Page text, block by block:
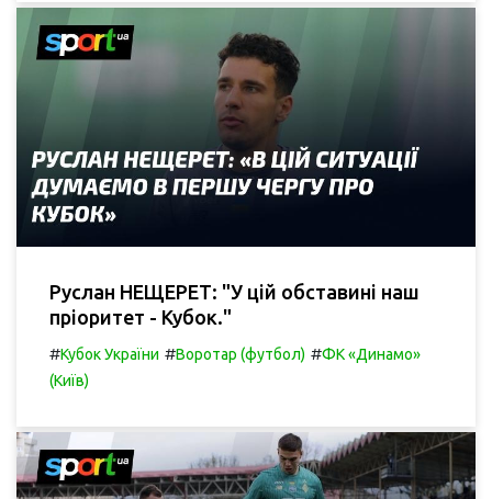
Руслан НЕЩЕРЕТ: "У цій обставині наш
пріоритет - Кубок."
#Кубок України #Воротар (футбол) #ФК «Динамо»
(Київ)